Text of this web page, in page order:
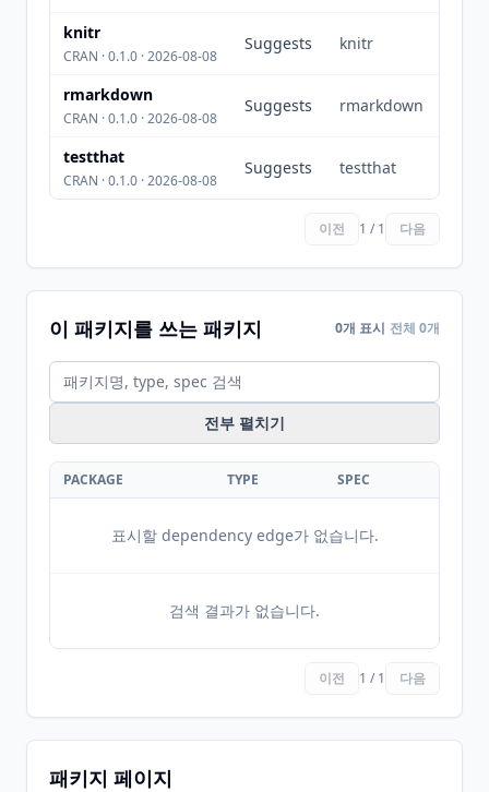
knitr
CRAN · 0.1.0 · 2026-08-08
Suggests knitr
rmarkdown
CRAN · 0.1.0 · 2026-08-08
Suggests rmarkdown
testthat
CRAN · 0.1.0 · 2026-08-08
Suggests testthat
이전 1 / 1 다음
이 패키지를 쓰는 패키지 0개 표시 전체 0개
전부 펼치기
PACKAGE TYPE SPEC
표시할 dependency edge가 없습니다.
검색 결과가 없습니다.
이전 1 / 1 다음
패키지 페이지